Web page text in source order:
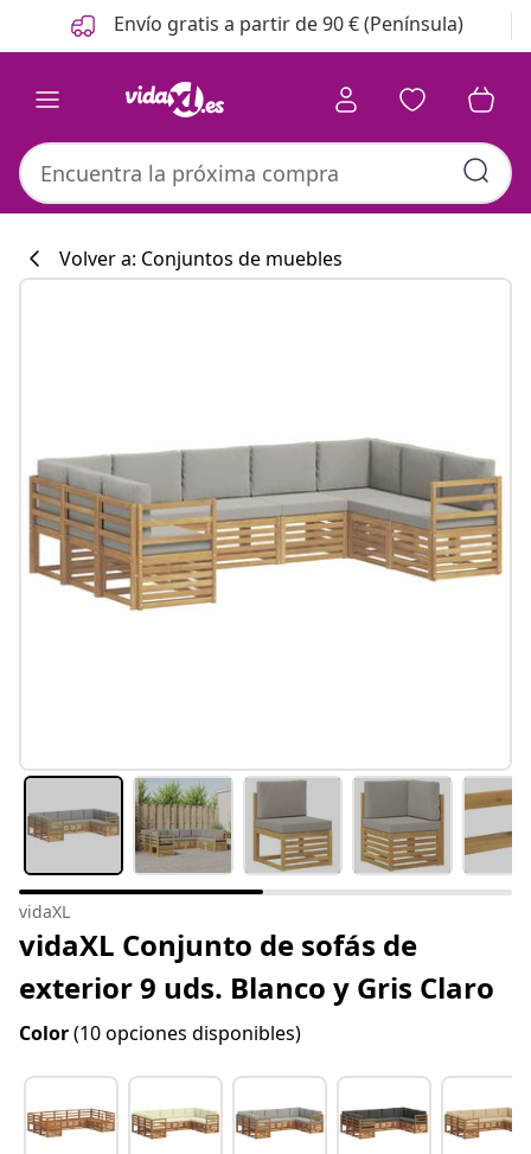
Anterior
Siguiente Envío gratis a partir de 90 € (Península)
#sharemevidaxl
Volver a: Conjuntos de muebles
vidaXL
vidaXL Conjunto de sofás de
exterior 9 uds. Blanco y Gris Claro
Color(10 opciones disponibles)